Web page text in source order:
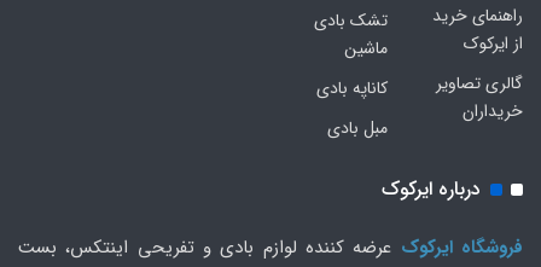
راهنمای خرید
از ایرکوک
گالری تصاویر
خریداران
تشک بادی
ماشین
کاناپه بادی
مبل بادی
درباره ایرکوک
فروشگاه ایرکوک عرضه کننده لوازم بادی و تفریحی اینتکس، بست